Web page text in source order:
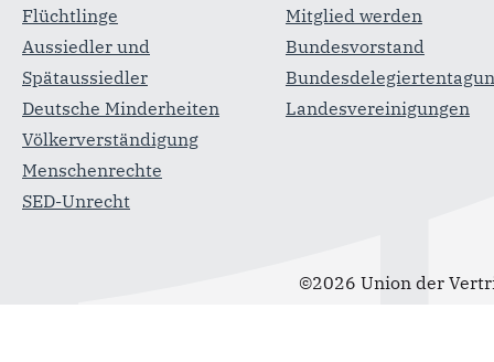
Flüchtlinge
Aussiedler und
Spätaussiedler
Deutsche Minderheiten
Völkerverständigung
Menschenrechte
SED-Unrecht
Mitglied werden
Bundesvorstand
Landesvereinigungen
©2026 Union der